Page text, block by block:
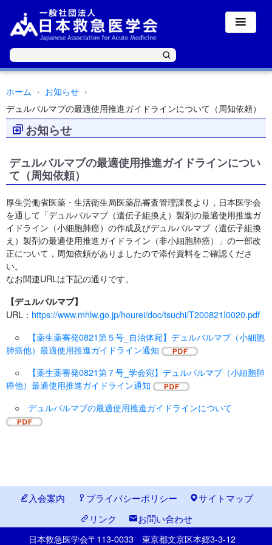
ホーム
お知らせ
デュルバルマブの最適使用推進ガイドラインについて（周知依頼）
お知らせ
デュルバルマブの最適使用推進ガイドラインについ
て（周知依頼）
厚生労働省医薬・生活衛生局医薬品審査管理課長より，日本医学会
を通して「デュルバルマブ（遺伝子組換え）製剤の最適使用推進ガ
イドライン（小細胞肺癌）の作成及びデュルバルマブ（遺伝子組換
え）製剤の最適使用推進ガイドライン（非小細胞肺癌）」の一部改
正について，周知依頼がありましたので添付資料をご確認くださ
い。
なお関連URLは下記の通りです。
【デュルバルマブ】
URL： https://www.mhlw.go.jp/hourei/doc/tsuchi/T200821I0020.pdf
○
【薬生薬審発0821第５号_自治体宛】デュルバルマブ（小細胞
肺癌他）最適使用推進ガイドライン通知
○
【薬生薬審発0821第７号_学会宛】デュルバルマブ（小細胞肺
癌他）最適使用推進ガイドライン通知
○ デュルバルマブの最適使用推進ガイドラインについて
入会案内 プライバシーポリシー
サイトマップ
リンク
お問い合わせ
日本救急医学会〒113-0033 東京都文京区本郷3-3-12